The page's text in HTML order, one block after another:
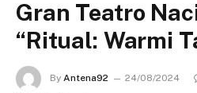
Gran Teatro
“Ritual: Warmi
By Antena92 24/08/2024